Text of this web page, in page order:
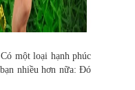
một loại hạnh phúc
nhiều hơn nữa: Đó